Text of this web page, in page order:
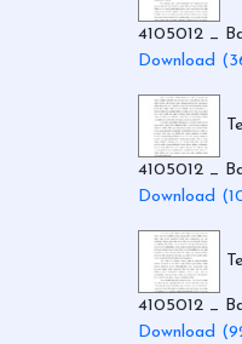
4105012 _
Download
4105012 _
Download
4105012 _
Download